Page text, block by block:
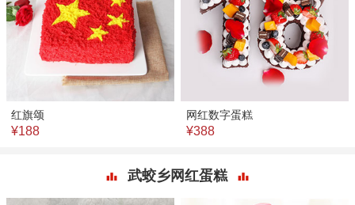
红旗颂
¥188
网红数字蛋糕
¥388
武蛟乡网红蛋糕